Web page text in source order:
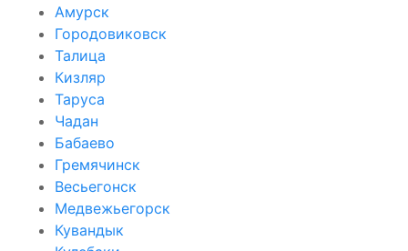
Амурск
Городовиковск
Талица
Кизляр
Таруса
Чадан
Бабаево
Гремячинск
Весьегонск
Медвежьегорск
Кувандык